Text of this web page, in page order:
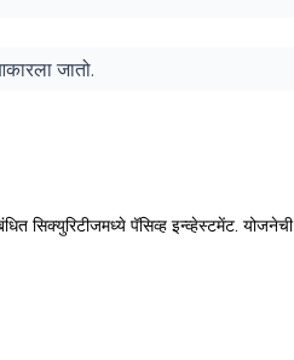
जातो.
सिक्युरिटीजमध्ये पॅसिव्ह इन्व्हेस्टमेंट. योजनेची